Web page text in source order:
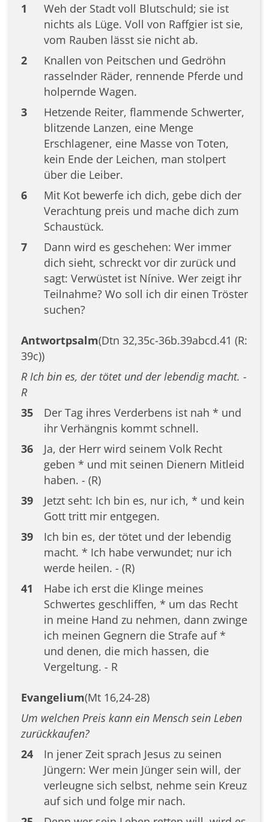
1
Weh der Stadt voll Blutschuld; sie ist
nichts als Lüge. Voll von Raffgier ist sie,
vom Rauben lässt sie nicht ab.
2
Knallen von Peitschen und Gedröhn
rasselnder Räder, rennende Pferde und
holpernde Wagen.
3
Hetzende Reiter, flammende Schwerter,
blitzende Lanzen, eine Menge
Erschlagener, eine Masse von Toten,
kein Ende der Leichen, man stolpert
über die Leiber.
6
Mit Kot bewerfe ich dich, gebe dich der
Verachtung preis und mache dich zum
Schaustück.
7
Dann wird es geschehen: Wer immer
dich sieht, schreckt vor dir zurück und
sagt: Verwüstet ist Nínive. Wer zeigt ihr
Teilnahme? Wo soll ich dir einen Tröster
suchen?
Antwortpsalm(Dtn 32,35c-36b.39abcd.41 (R:
39c))
R Ich bin es, der tötet und der lebendig macht. -
R
35
Der Tag ihres Verderbens ist nah * und
ihr Verhängnis kommt schnell.
36
Ja, der Herr wird seinem Volk Recht
geben * und mit seinen Dienern Mitleid
haben. - (R)
39
Jetzt seht: Ich bin es, nur ich, * und kein
Gott tritt mir entgegen.
39
Ich bin es, der tötet und der lebendig
macht. * Ich habe verwundet; nur ich
werde heilen. - (R)
41
Habe ich erst die Klinge meines
Schwertes geschliffen, * um das Recht
in meine Hand zu nehmen, dann zwinge
ich meinen Gegnern die Strafe auf *
und denen, die mich hassen, die
Vergeltung. - R
Evangelium(Mt 16,24-28)
Um welchen Preis kann ein Mensch sein Leben
zurückkaufen?
24
In jener Zeit sprach Jesus zu seinen
Jüngern: Wer mein Jünger sein will, der
verleugne sich selbst, nehme sein Kreuz
auf sich und folge mir nach.